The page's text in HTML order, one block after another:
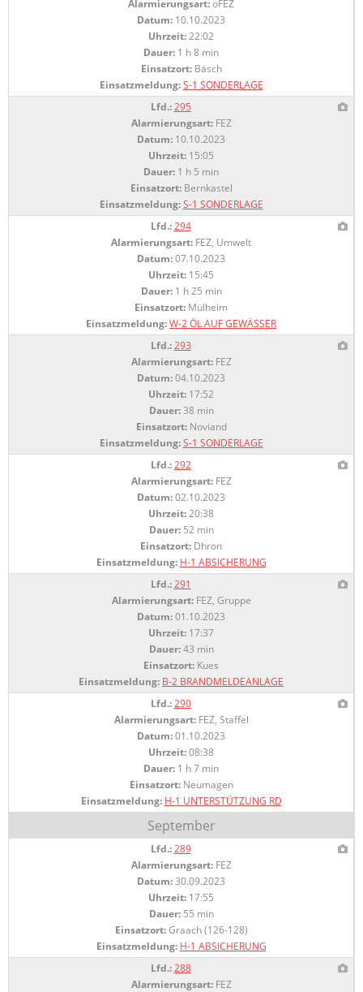
Alarmierungsart:oFEZ
Datum: 10.10.2023
Uhrzeit:22:02
Dauer: 1 h 8 min
Einsatzort:Bäsch
Einsatzmeldung: S-1 SONDERLAGE
Lfd.: 295
Alarmierungsart:FEZ
Datum: 10.10.2023
Uhrzeit: 15:05
Dauer: 1 h 5 min
Einsatzort:Bernkastel
Einsatzmeldung: S-1 SONDERLAGE
Lfd.: 294
Alarmierungsart: FEZ, Umwelt
Datum:07.10.2023
Uhrzeit: 15:45
Dauer:1 h 25 min
Einsatzort: Mülheim
Einsatzmeldung:W-2 ÖL AUF GEWÄSSER
Lfd.: 293
Alarmierungsart:FEZ
Datum:04.10.2023
Uhrzeit: 17:52
Dauer:38 min
Einsatzort:Noviand
Einsatzmeldung: S-1 SONDERLAGE
Lfd.: 292
Alarmierungsart:FEZ
Datum:02.10.2023
Uhrzeit:20:38
Dauer:52 min
Einsatzort: Dhron
Einsatzmeldung: H-1 ABSICHERUNG
Lfd.: 291
Alarmierungsart:FEZ, Gruppe
Datum:01.10.2023
Uhrzeit: 17:37
Dauer:43 min
Einsatzort: Kues
Einsatzmeldung: B-2 BRANDMELDEANLAGE
Lfd.: 290
Alarmierungsart:FEZ, Staffel
Datum:01.10.2023
Uhrzeit:08:38
Dauer: 1 h 7 min
Einsatzort:Neumagen
Einsatzmeldung: H-1 UNTERSTÜTZUNG RD
September
Lfd.: 289
Alarmierungsart:FEZ
Datum:30.09.2023
Uhrzeit: 17:55
Dauer:55 min
Einsatzort:Graach (126-128)
Einsatzmeldung: H-1 ABSICHERUNG
Lfd.: 288
Alarmierungsart:FEZ